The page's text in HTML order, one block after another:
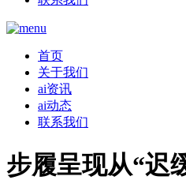
首页
关于我们
ai资讯
ai动态
联系我们
步履呈现从“迟